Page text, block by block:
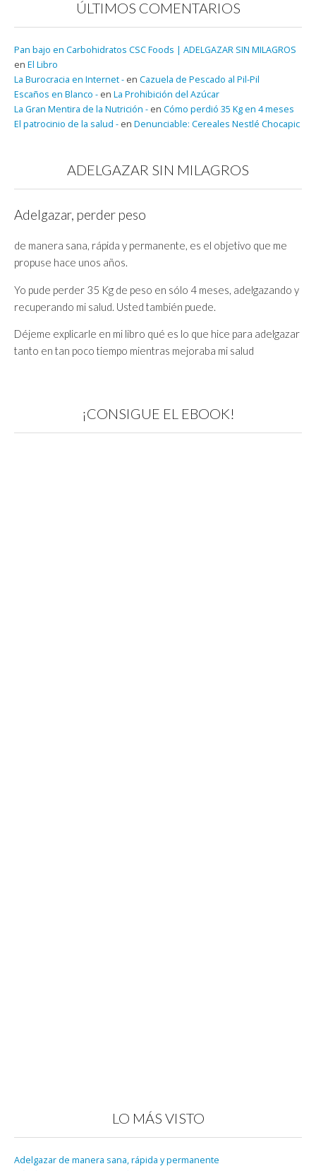
ÚLTIMOS COMENTARIOS
Pan bajo en Carbohidratos CSC Foods | ADELGAZAR SIN MILAGROS
en El Libro
La Burocracia en Internet - en Cazuela de Pescado al Pil-Pil
Escaños en Blanco - en La Prohibición del Azúcar
La Gran Mentira de la Nutrición - en Cómo perdió 35 Kg en 4 meses
El patrocinio de la salud - en Denunciable: Cereales Nestlé Chocapic
ADELGAZAR SIN MILAGROS
Adelgazar, perder peso
de manera sana, rápida y permanente, es el objetivo que me
propuse hace unos años.
Yo pude perder 35 Kg de peso en sólo 4 meses, adelgazando y
recuperando mi salud. Usted también puede.
Déjeme explicarle en mi libro qué es lo que hice para adelgazar
tanto en tan poco tiempo mientras mejoraba mi salud
¡CONSIGUE EL EBOOK!
LO MÁS VISTO
Adelgazar de manera sana, rápida y permanente